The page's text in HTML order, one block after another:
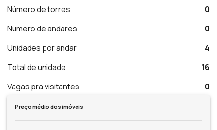
Número de torres
0
Numero de andares
0
Unidades por andar
4
Total de unidade
16
Vagas pra visitantes
0
Preço médio dos imóveis